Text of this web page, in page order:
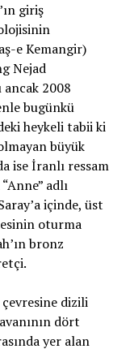
giriş
e Kemangir)
Nejad
ancak 2008
bugünkü
heykeli tabii ki
büyük
ise İranlı ressam
adlı
içinde, üst
oturma
bronz
çevresine dizili
dört
yer alan